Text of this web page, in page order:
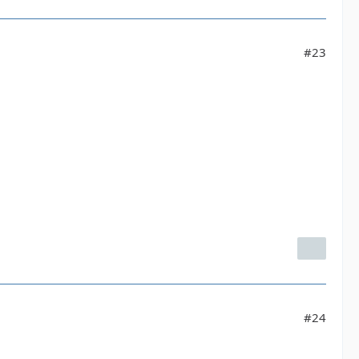
#23
#24